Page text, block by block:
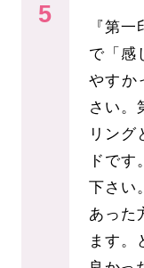
5
『第
で「感
やすか
さい。
リング
ドで
下さい
あった
ます。